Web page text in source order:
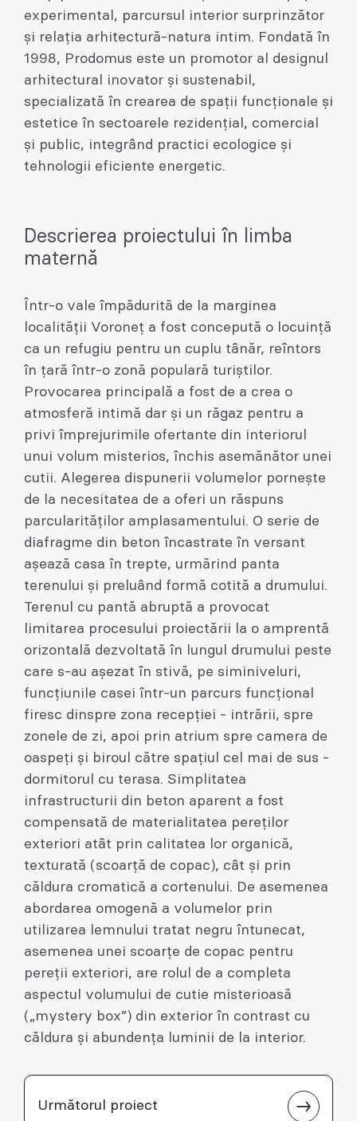
experimental, parcursul interior surprinzător
și relația arhitectură-natura intim. Fondată în
1998, Prodomus este un promotor al designul
arhitectural inovator și sustenabil,
specializată în crearea de spații funcționale și
estetice în sectoarele rezidențial, comercial
și public, integrând practici ecologice și
tehnologii eficiente energetic.
Descrierea proiectului în limba
maternă
Într-o vale împădurită de la marginea
localității Voroneț a fost concepută o locuință
ca un refugiu pentru un cuplu tânăr, reîntors
în țară într-o zonă populară turiștilor.
Provocarea principală a fost de a crea o
atmosferă intimă dar și un răgaz pentru a
privi împrejurimile ofertante din interiorul
unui volum misterios, închis asemănător unei
cutii. Alegerea dispunerii volumelor pornește
de la necesitatea de a oferi un răspuns
parcularităților amplasamentului. O serie de
diafragme din beton încastrate în versant
așează casa în trepte, urmărind panta
terenului și preluând formă cotită a drumului.
Terenul cu pantă abruptă a provocat
limitarea procesului proiectării la o amprentă
orizontală dezvoltată în lungul drumului peste
care s-au așezat în stivă, pe siminiveluri,
funcțiunile casei într-un parcurs funcțional
firesc dinspre zona recepției - intrării, spre
zonele de zi, apoi prin atrium spre camera de
oaspeți și biroul către spațiul cel mai de sus -
dormitorul cu terasa. Simplitatea
infrastructurii din beton aparent a fost
compensată de materialitatea pereților
exteriori atât prin calitatea lor organică,
texturată (scoarță de copac), cât și prin
căldura cromatică a cortenului. De asemenea
abordarea omogenă a volumelor prin
utilizarea lemnului tratat negru întunecat,
asemenea unei scoarțe de copac pentru
pereții exteriori, are rolul de a completa
aspectul volumului de cutie misterioasă
(„mystery box”) din exterior în contrast cu
căldura și abundența luminii de la interior.
Următorul proiect